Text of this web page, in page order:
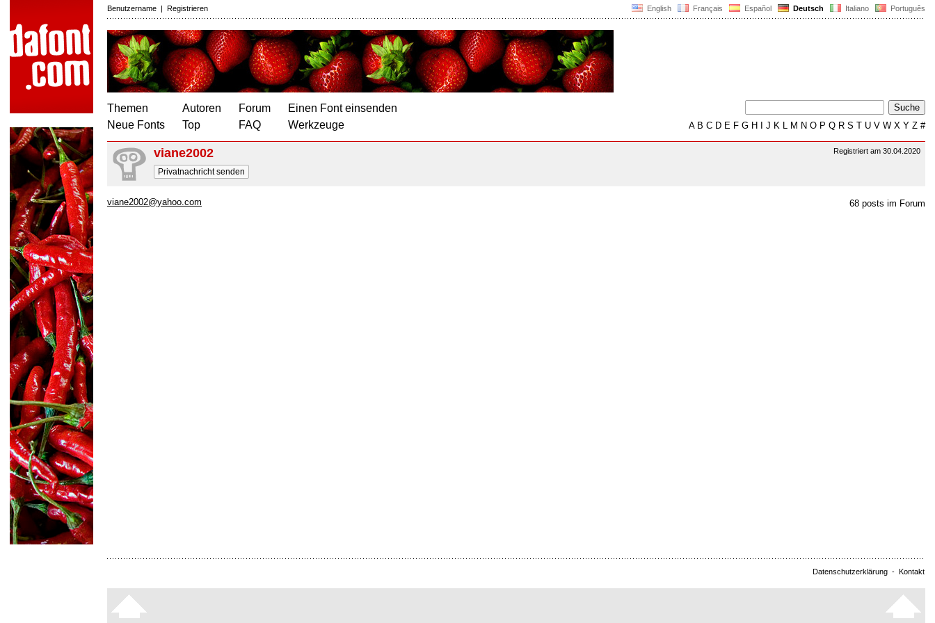
English Français Español Deutsch Italiano Português
Benutzername | Registrieren
Themen
Neue Fonts
Autoren
Top
Forum
FAQ
Einen Font einsenden
Werkzeuge
AB C D E F G H J K L M N O P Q R S T U V W X Y Z #
Registriert am 30.04.2020
viane2002
Privatnachricht senden
68 posts im Forum
viane2002@yahoo.com
Datenschutzerklärung - Kontakt